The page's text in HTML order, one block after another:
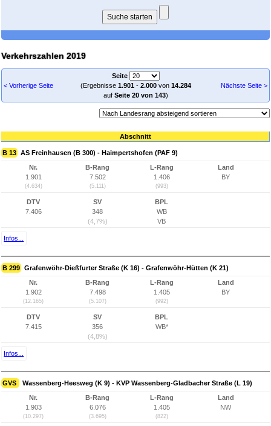
Verkehrszahlen 2019
< Vorherige Seite
Seite
(Ergebnisse 1.901- 2.000von 14.284
auf Seite 20 von 143)
Nächste Seite >
Abschnitt
B 13 AS Freinhausen (B 300) - Haimpertshofen (PAF 9)
Nr.
1.901
(4.634)
B-Rang
7.502
(5.111)
L-Rang
1.406
(993)
Land
BY
DTV
7.406
SV
348
(4,7%)
BPL
WB
VB
Infos...
B 299 Grafenwöhr-Dießfurter Straße (K 16) - Grafenwöhr-Hütten (K 21)
Nr.
1.902
(12.165)
B-Rang
7.498
(5.107)
L-Rang
1.405
(992)
Land
BY
DTV
7.415
SV
356
(4,8%)
BPL
WB*
Infos...
GVS Wassenberg-Heesweg (K 9) - KVP Wassenberg-Gladbacher Straße (L 19)
Nr.
1.903
(10.297)
B-Rang
6.076
(3.695)
L-Rang
1.405
(822)
Land
NW